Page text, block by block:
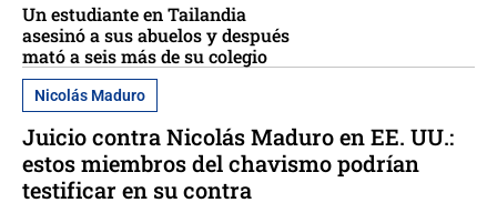
Un estudiante en Tailandia
asesinó a sus abuelos y después
mató a seis más de su colegio
Nicolás Maduro
Juicio contra Nicolás Maduro en EE. UU.:
estos miembros del chavismo podrían
testificar en su contra